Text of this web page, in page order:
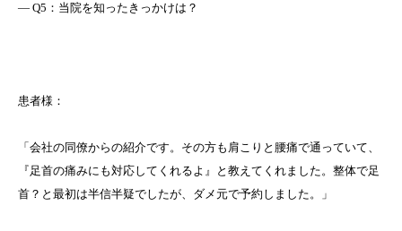
― Q5：当院を知ったきっかけは？
患者様：
「会社の同僚からの紹介です。その方も肩こりと腰痛で通っていて、
『足首の痛みにも対応してくれるよ』と教えてくれました。整体で足
首？と最初は半信半疑でしたが、ダメ元で予約しました。」